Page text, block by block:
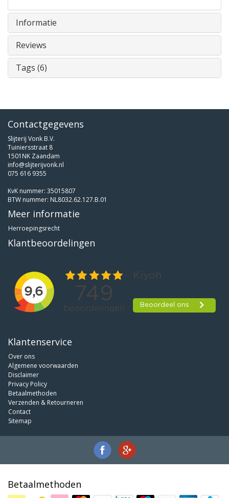
Informatie
Reviews
Tags (6)
Contactgegevens
Slijterij Vonk B.V.
Tuiniersstraat 8
1501NK Zaandam
info@slijterijvonk.nl
075 616 9355
KvK nummer: 35015807
BTW nummer: NL8032.62.127.B.01
Meer informatie
Herroepingsrecht
Klantbeoordelingen
Klantenservice
Over ons
Algemene voorwaarden
Disclaimer
Privacy Policy
Betaalmethoden
Verzenden & Retourneren
Contact
Sitemap
Betaalmethoden